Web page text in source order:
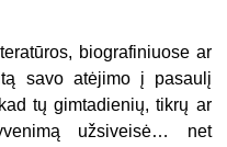
biografiniuose ar
savo atėjimo į pasaulį
tų gimtadienių, tikrų ar
užsiveisė… net